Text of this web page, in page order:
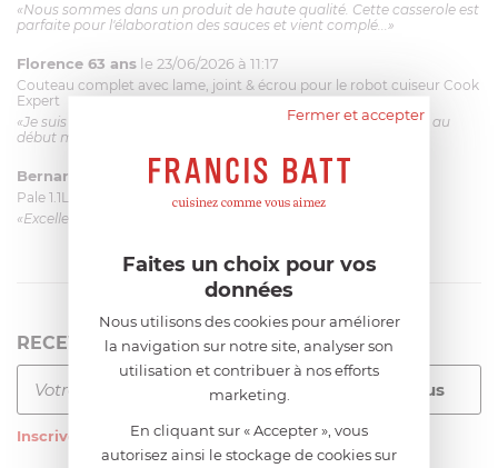
«Nous sommes dans un produit de haute qualité. Cette casserole est
parfaite pour l'élaboration des sauces et vient complé...»
Florence 63 ans le 23/06/2026 à 11:17
Couteau complet avec lame, joint & écrou pour le robot cuiseur Cook
Expert
«Je suis satisfaite du couteau Magimix. L'écrou est un peu dur au
début mais ça le fait. La livraison a été très rapide. ...»
Bernard le 23/06/2026 à 09:43
Pale 1.1L pour Glacier Magimix 11031/121/123/124
«Excellent: produit et livraison»
RECEVEZ LA NEWSLETTER
Inscrivez-vous à notre newsletter
Fermer et accepter
Faites un choix pour vos
données
Nous utilisons des cookies pour améliorer
la navigation sur notre site, analyser son
utilisation et contribuer à nos efforts
marketing.
En cliquant sur « Accepter », vous
autorisez ainsi le stockage de cookies sur